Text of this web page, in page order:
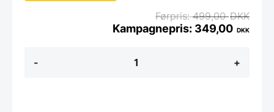
-
Hylde
+
499,00DKK
349,00 DKK